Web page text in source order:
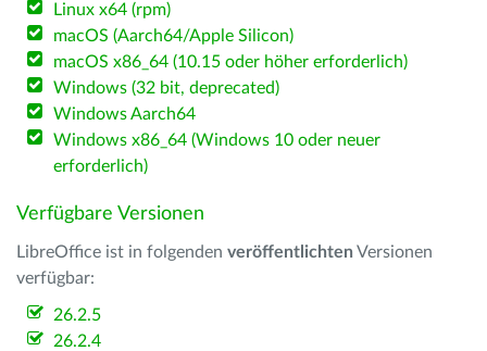
Linux x64 (rpm)
macOS (Aarch64/Apple Silicon)
macOS x86_64 (10.15 oder höher erforderlich)
Windows (32 bit, deprecated)
Windows Aarch64
Windows x86_64 (Windows 10 oder neuer
erforderlich)
Verfügbare Versionen
LibreOffice ist in folgenden veröffentlichten Versionen
verfügbar:
26.2.5
26.2.4